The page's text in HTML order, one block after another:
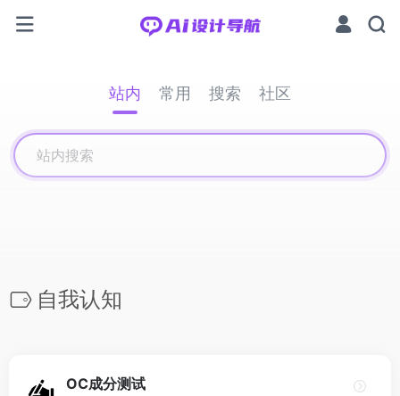
站内 常用 搜索 社区
自我认知
OC成分测试